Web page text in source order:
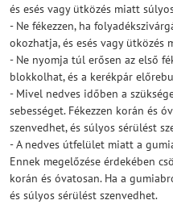
és esés vagy ütközés miatt
- Ne fékezzen, ha
okozhatja, és esés vagy
- Ne nyomja túl erősen az első
blokkolhat, és a kerékpár
- Mivel nedves időben a
sebességet. Fékezzen korán és
szenvedhet, és súlyos sérülést
- A nedves útfelület miatt a
Ennek megelőzése érdekében
korán és óvatosan. Ha a
és súlyos sérülést szenvedhet.